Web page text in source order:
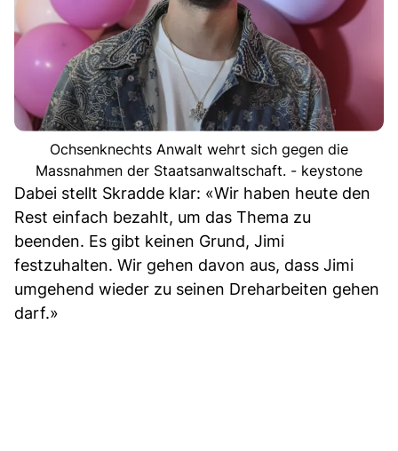
Ochsenknechts Anwalt wehrt sich gegen die
Massnahmen der Staatsanwaltschaft. - keystone
Dabei stellt Skradde klar: «Wir haben heute den
Rest einfach bezahlt, um das Thema zu
beenden. Es gibt keinen Grund, Jimi
festzuhalten. Wir gehen davon aus, dass Jimi
umgehend wieder zu seinen Dreharbeiten gehen
darf.»